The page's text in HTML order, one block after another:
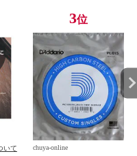
いて
3位
chuya-online